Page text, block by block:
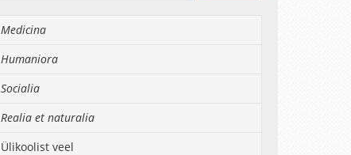
Medicina
Humaniora
Socialia
Realia et naturalia
Ülikoolist veel